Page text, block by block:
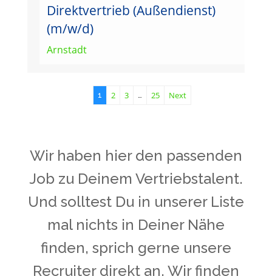
Direktvertrieb (Außendienst)
(m/w/d)
Arnstadt
1 2 3 … 25 Next
Wir haben hier den passenden
Job zu Deinem Vertriebstalent.
Und solltest Du in unserer Liste
mal nichts in Deiner Nähe
finden, sprich gerne unsere
Recruiter direkt an. Wir finden